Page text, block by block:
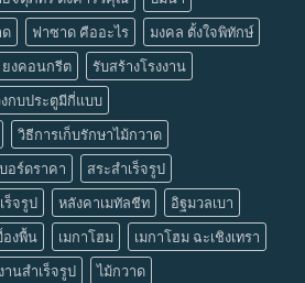
ฟาซาด คืออะไร
มงคล ตั้งใจพิทักษ์
ยงคอนกรีต
รับสร้างโรงงาน
กบประตูมีกี่แบบ
วิธีการเก็บรักษาไม้กวาด
อร์ดราคา
สระสำเร็จรูป
ร็จรูป
หลังคาเมทัลชีท
อิฐมวลเบา
องพื้น
เมกาโฮม
เมกาโฮม ฉะเชิงเทรา
านสำเร็จรูป ไม้กวาด